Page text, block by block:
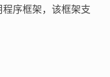
程序框架，该框架支